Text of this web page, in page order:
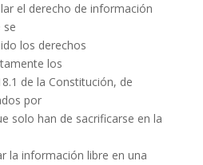
el derecho de información
se
los derechos
los
de la Constitución, de
por
solo han de sacrificarse en la
la información libre en una